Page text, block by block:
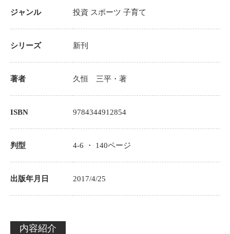
ジャンル 投資 スポーツ 子育て
シリーズ 新刊
著者 久恒 三平 ・著
ISBN 9784344912854
判型 4-6 ・ 140ページ
出版年月日 2017/4/25
内容紹介